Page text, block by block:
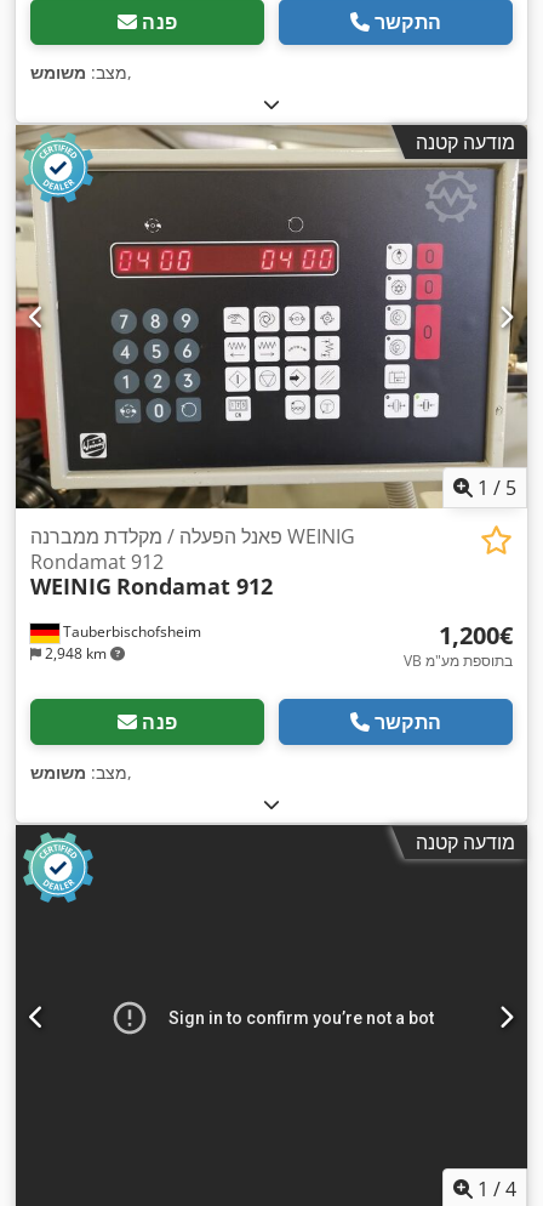
פנה התקשר
מצב: משומש ,
מודעה קטנה
1 / 5
Tauberbischofsheim
2,948 km
פאנל הפעלה / מקלדת ממברנה WEINIG
Rondamat 912
WEINIG Rondamat 912
‏1,200 ‏€
VB בתוספת מע"מ
פנה התקשר
מצב: משומש ,
מודעה קטנה
1 /4